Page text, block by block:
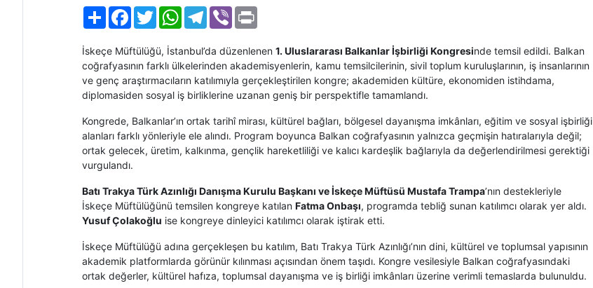
PaylaşFacebook
TwitterWhatsAppTelegram
Viber
İskeçe Müftülüğü, İstanbul’da düzenlenen 1. Uluslararası Balkanlar İşbirliği Kongresinde temsil edildi. Balkan
coğrafyasının farklı ülkelerinden akademisyenlerin, kamu temsilcilerinin, sivil toplum kuruluşlarının, iş insanlarının
ve genç araştırmacıların katılımıyla gerçekleştirilen kongre; akademiden kültüre, ekonomiden istihdama,
diplomasiden sosyal iş birliklerine uzanan geniş bir perspektifle tamamlandı.
Kongrede, Balkanlar’ın ortak tarihî mirası, kültürel bağları, bölgesel dayanışma imkânları, eğitim ve sosyal işbirliği
alanları farklı yönleriyle ele alındı. Program boyunca Balkan coğrafyasının yalnızca geçmişin hatıralarıyla değil;
ortak gelecek, üretim, kalkınma, gençlik hareketliliği ve kalıcı kardeşlik bağlarıyla da değerlendirilmesi gerektiği
vurgulandı.
Batı Trakya Türk Azınlığı Danışma Kurulu Başkanı ve İskeçe Müftüsü Mustafa Trampa’nın destekleriyle
İskeçe Müftülüğünü temsilen kongreye katılan Fatma Onbaşı, programda tebliğ sunan katılımcı olarak yer aldı.
Yusuf Çolakoğlu ise kongreye dinleyici katılımcı olarak iştirak etti.
İskeçe Müftülüğü adına gerçekleşen bu katılım, Batı Trakya Türk Azınlığı’nın dini, kültürel ve toplumsal yapısının
akademik platformlarda görünür kılınması açısından önem taşıdı. Kongre vesilesiyle Balkan coğrafyasındaki
ortak değerler, kültürel hafıza, toplumsal dayanışma ve iş birliği imkânları üzerine verimli temaslarda bulunuldu.